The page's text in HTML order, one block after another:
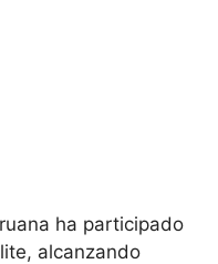
ha participado
alcanzando